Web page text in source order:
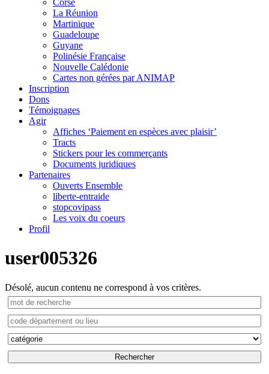
Corse
La Réunion
Martinique
Guadeloupe
Guyane
Polinésie Française
Nouvelle Calédonie
Cartes non gérées par ANIMAP
Inscription
Dons
Témoignages
Agir
Affiches ‘Paiement en espèces avec plaisir’
Tracts
Stickers pour les commerçants
Documents juridiques
Partenaires
Ouverts Ensemble
liberte-entraide
stopcovipass
Les voix du coeurs
Profil
user005326
Désolé, aucun contenu ne correspond à vos critères.